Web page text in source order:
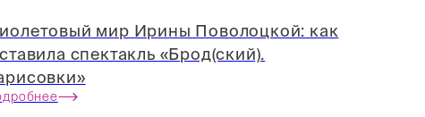
мир Ирины Поволоцкой: как
спектакль «Брод(ский).